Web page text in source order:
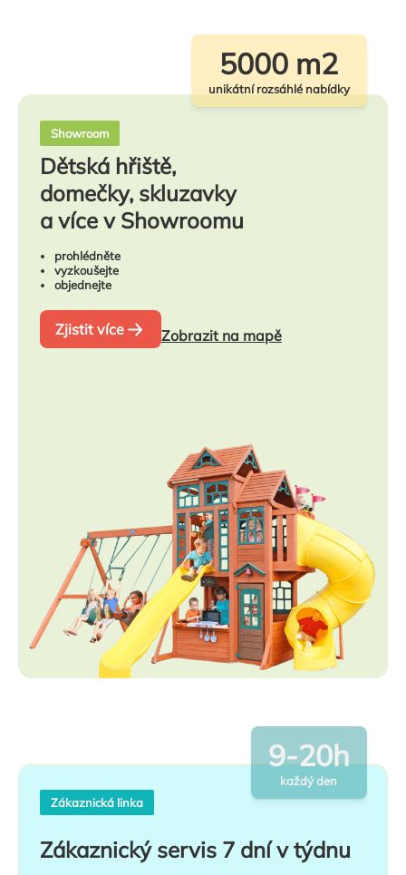
Showroom
Dětská hřiště,
domečky, skluzavky
a více v Showroomu
prohlédněte
vyzkoušejte
objednejte
Zjistit více Zobrazit na mapě
5000 m2
unikátní rozsáhlé nabídky
Zákaznická linka
Zákaznický servis 7 dní v týdnu
9-20h
každý den